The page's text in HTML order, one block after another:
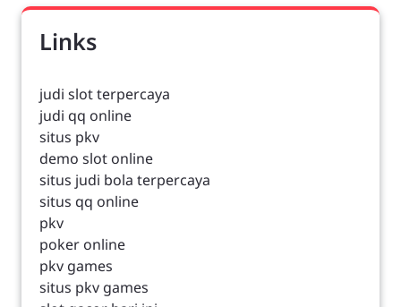
Links
judi slot terpercaya
judi qq online
situs pkv
demo slot online
situs judi bola terpercaya
situs qq online
pkv
poker online
pkv games
situs pkv games